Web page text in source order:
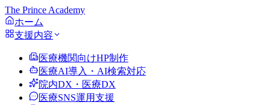
The Prince Academy
ホーム
支援内容
医療機関向けHP制作
医療AI導入・AI検索対応
院内DX・医療DX
医療SNS運用支援